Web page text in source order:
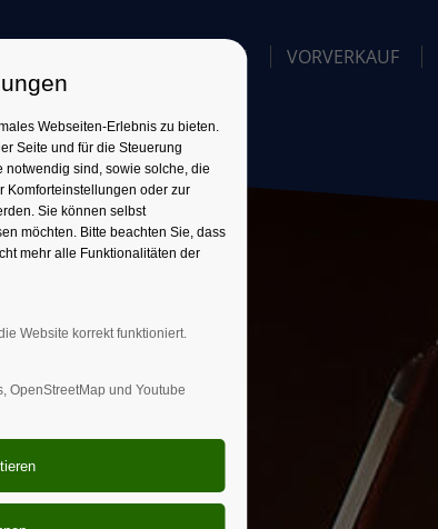
PROGRAMM 2026 VORVERKAUF
Webseiten-Erlebnis zu bieten.
Seite und für die Steuerung
sind, sowie solche, die
Komforteinstellungen oder zur
Sie können selbst
möchten. Bitte beachten Sie, dass
mehr alle Funktionalitäten der
Website korrekt funktioniert.
OpenStreetMap und Youtube